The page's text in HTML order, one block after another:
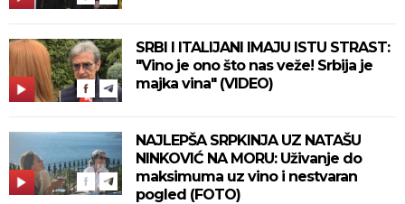
SRBI I ITALIJANI IMAJU ISTU STRAST:
"Vino je ono što nas veže! Srbija je
majka vina" (VIDEO)
NAJLEPŠA SRPKINJA UZ NATAŠU
NINKOVIĆ NA MORU: Uživanje do
maksimuma uz vino i nestvaran
pogled (FOTO)